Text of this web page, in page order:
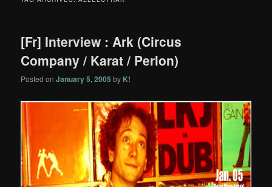
[Fr] Interview : Ark (Circus
Company / Karat / Perlon)
Posted onJanuary 5, 2005 by K!